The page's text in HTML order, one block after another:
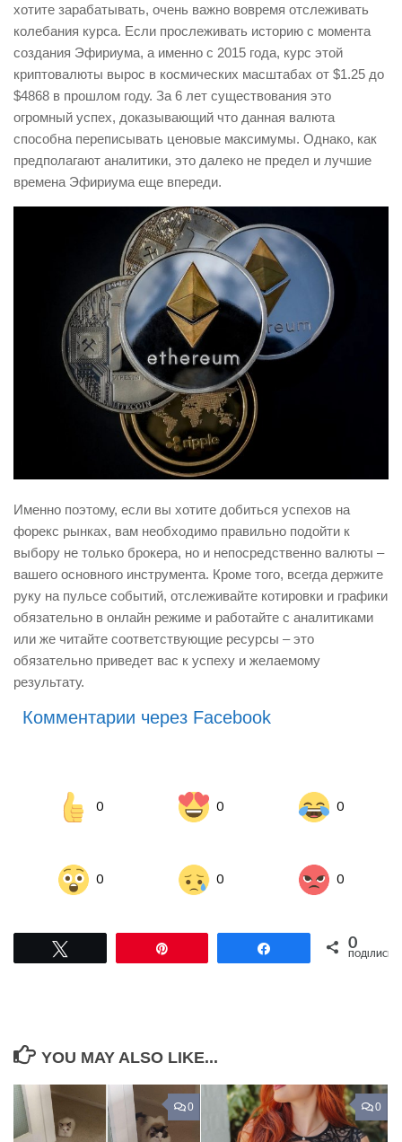
хотите зарабатывать, очень важно вовремя отслеживать
колебания курса. Если прослеживать историю с момента
создания Эфириума, а именно с 2015 года, курс этой
криптовалюты вырос в космических масштабах от $1.25 до
$4868 в прошлом году. За 6 лет существования это
огромный успех, доказывающий что данная валюта
способна переписывать ценовые максимумы. Однако, как
предполагают аналитики, это далеко не предел и лучшие
времена Эфириума еще впереди.
Именно поэтому, если вы хотите добиться успехов на
форекс рынках, вам необходимо правильно подойти к
выбору не только брокера, но и непосредственно валюты –
вашего основного инструмента. Кроме того, всегда держите
руку на пульсе событий, отслеживайте котировки и графики
обязательно в онлайн режиме и работайте с аналитиками
или же читайте соответствующие ресурсы – это
обязательно приведет вас к успеху и желаемому
результату.
Комментарии через Facebook
0 0 0
0 0 0
Поділитися0
ПОДІЛИСЬ
YOU MAY ALSO LIKE...
0 0